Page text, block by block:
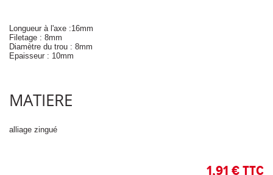
Longueur à l'axe :16mm
Filetage : 8mm
Diamètre du trou : 8mm
Epaisseur : 10mm
MATIERE
alliage zingué
1,91 € TTC